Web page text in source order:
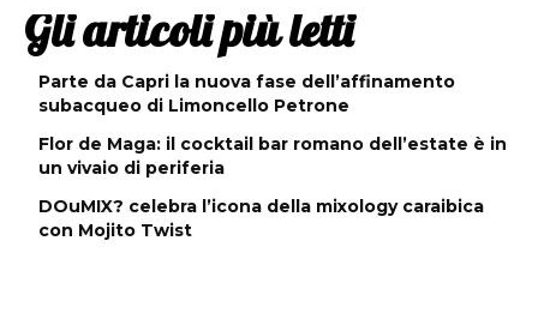
Gli articoli più letti
Parte da Capri la nuova fase dell’affinamento
subacqueo di Limoncello Petrone
Flor de Maga: il cocktail bar romano dell’estate è in
un vivaio di periferia
DOuMIX? celebra l’icona della mixology caraibica
con Mojito Twist